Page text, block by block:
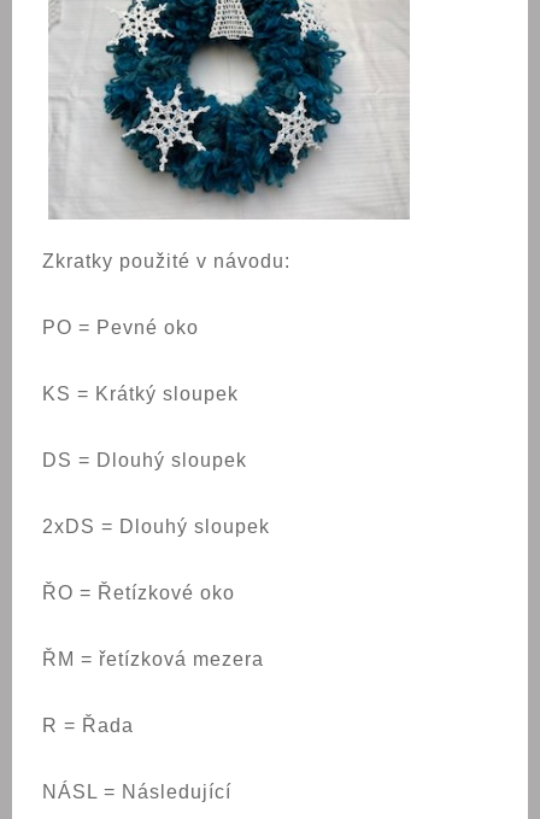
Zkratky použité v návodu:
PO = Pevné oko
KS = Krátký sloupek
DS = Dlouhý sloupek
2xDS = Dlouhý sloupek
ŘO = Řetízkové oko
ŘM = řetízková mezera
R = Řada
NÁSL = Následující